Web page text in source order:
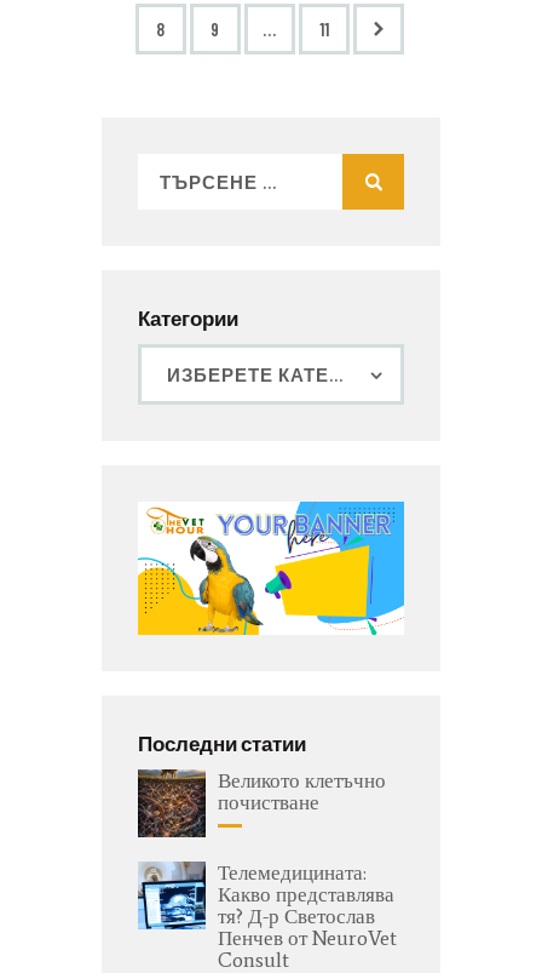
8 9 11
Категории
Последни статии
Великото клетъчно
почистване
Телемедицината:
Какво представлява
тя? Д-р Светослав
Пенчев от NeuroVet
Consult